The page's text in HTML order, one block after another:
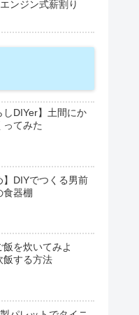
エンジン式薪割り
しDIYer】土間にか
ってみた
】DIYでつくる男前
食器棚
飯を炊いてみよ
飯する方法